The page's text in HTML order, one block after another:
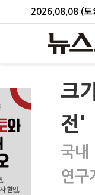
2026.08.08 (토
크
전'
국내
연구